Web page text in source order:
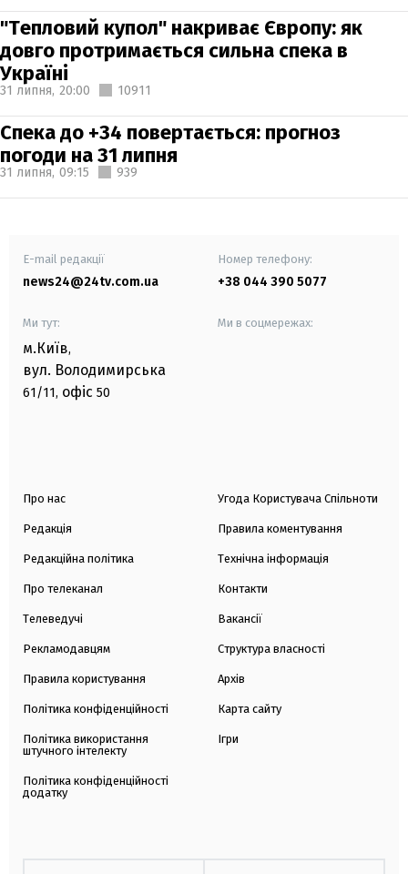
"Тепловий купол" накриває Європу: як
довго протримається сильна спека в
Україні
31 липня, 20:00 10911
Спека до +34 повертається: прогноз
погоди на 31 липня
31 липня, 09:15 939
E-mail редакції
news24@24tv.com.ua
Номер телефону:
+38 044 390 5077
Ми тут:
м.Київ,
вул. Володимирська
61/11, офіс 50
Ми в соцмережах:
Про нас
Редакція
Редакційна політика
Про телеканал
Телеведучі
Рекламодавцям
Правила користування
Політика конфіденційності
Політика використання
штучного інтелекту
Політика конфіденційності
додатку
Угода Користувача Спільноти
Правила коментування
Технічна інформація
Контакти
Вакансії
Структура власності
Архів
Карта сайту
Ігри